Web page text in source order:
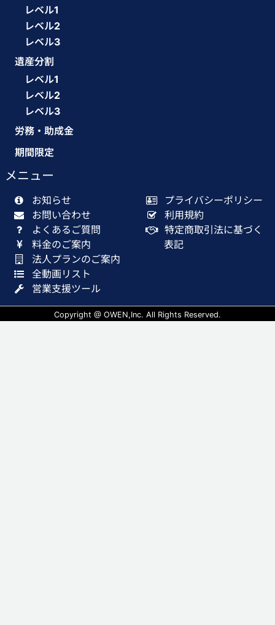
レベル1
レベル2
レベル3
遺産分割
レベル1
レベル2
レベル3
労務・助成金
期間限定
メニュー
お知らせ
お問い合わせ
よくあるご質問
料金のご案内
法人プランのご案内
全動画リスト
営業支援ツール
プライバシーポリシー
利用規約
特定商取引法に基づく
表記
Copyright @ OWEN,Inc. All Rights Reserved.